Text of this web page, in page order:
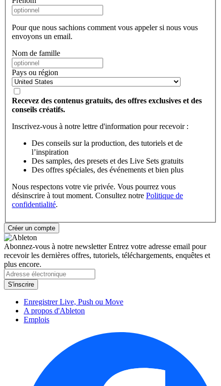
Pour que nous sachions comment vous appeler si nous vous
envoyons un email.
Nom de famille
Pays ou région
Recevez des contenus gratuits, des offres exclusives et des
conseils créatifs.
Inscrivez-vous à notre lettre d'information pour recevoir :
Des conseils sur la production, des tutoriels et de
l’inspiration
Des samples, des presets et des Live Sets gratuits
Des offres spéciales, des événements et bien plus
Nous respectons votre vie privée. Vous pourrez vous
désinscrire à tout moment. Consultez notre Politique de
confidentialité.
Abonnez-vous à notre newsletterEntrez votre adresse email pour
recevoir les dernières offres, tutoriels, téléchargements, enquêtes et
plus encore.
Enregistrer Live, Push ou Move
A propos d'Ableton
Emplois